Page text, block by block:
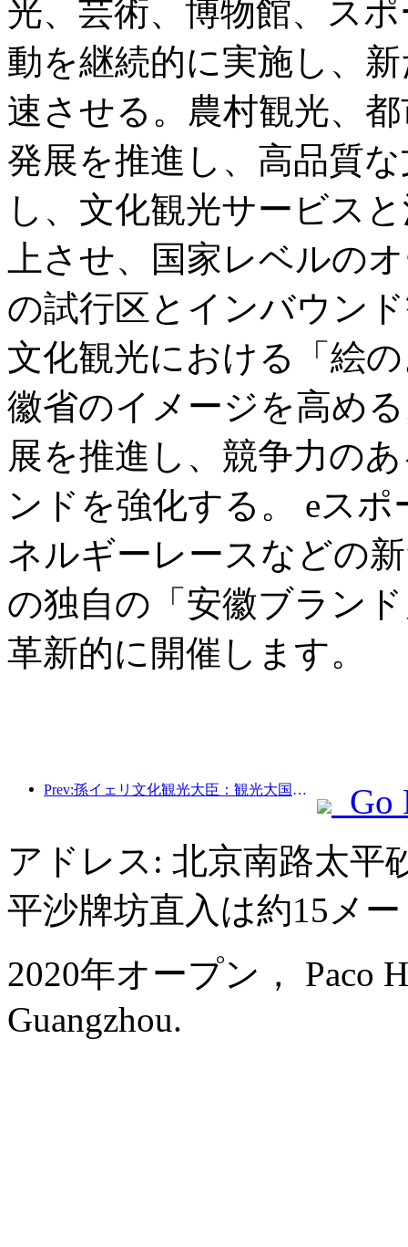
光、芸術、博物館、ス
動を継続的に実施し、
速させる。農村観光、
発展を推進し、高品質
し、文化観光サービス
上させ、国家レベルの
の試行区とインバウン
文化観光における「絵
徽省のイメージを高め
展を推進し、競争力の
ンドを強化する。 eス
ネルギーレースなどの
の独自の「安徽ブラン
革新的に開催します。
Prev:孫イェリ文化観光大臣：観光大国の建設を推進し、質の高い観光商品の供給を充実させる。
Go
アドレス: 北京南路太平
平沙牌坊直入は約15メ
2020年オープン， Paco
Guangzhou.